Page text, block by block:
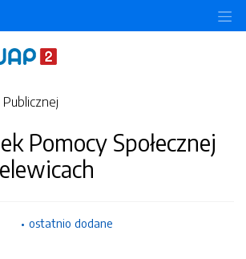
Pomocy Społecznej
ostatnio dodane